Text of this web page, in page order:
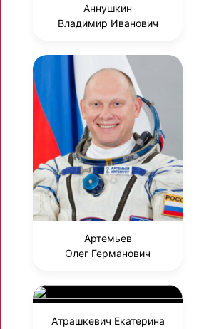
Аннушкин
Владимир Иванович
Артемьев
Олег Германович
Атрашкевич Екатерина